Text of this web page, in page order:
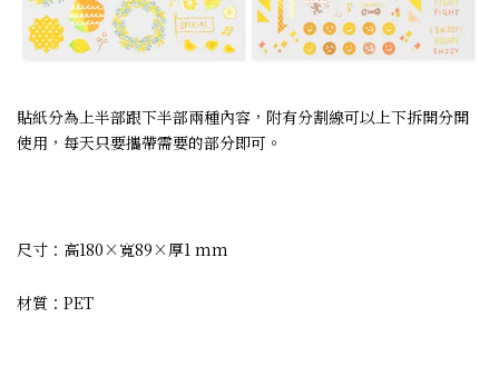
貼紙分為上半部跟下半部兩種內容，附有分割線可以上下拆開分開
使用，每天只要攜帶需要的部分即可。
尺寸：高180×寬89×厚1 mm
材質：PET